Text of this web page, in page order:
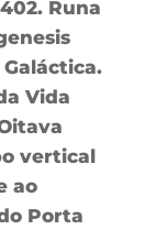
Runa
Vida
vertical
ao
Porta